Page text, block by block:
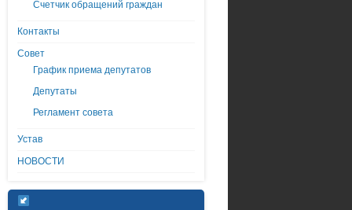
Счетчик обращений граждан
Контакты
Совет
График приема депутатов
Депутаты
Регламент совета
Устав
НОВОСТИ